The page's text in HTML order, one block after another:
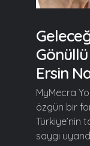
Ersin
MyMecra
özgün bir
Türkiye’nin
saygı